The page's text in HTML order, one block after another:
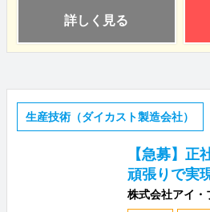
詳しく見る
生産技術（ダイカスト製造会社）
【急募】正
頑張りで実
株式会社アイ・